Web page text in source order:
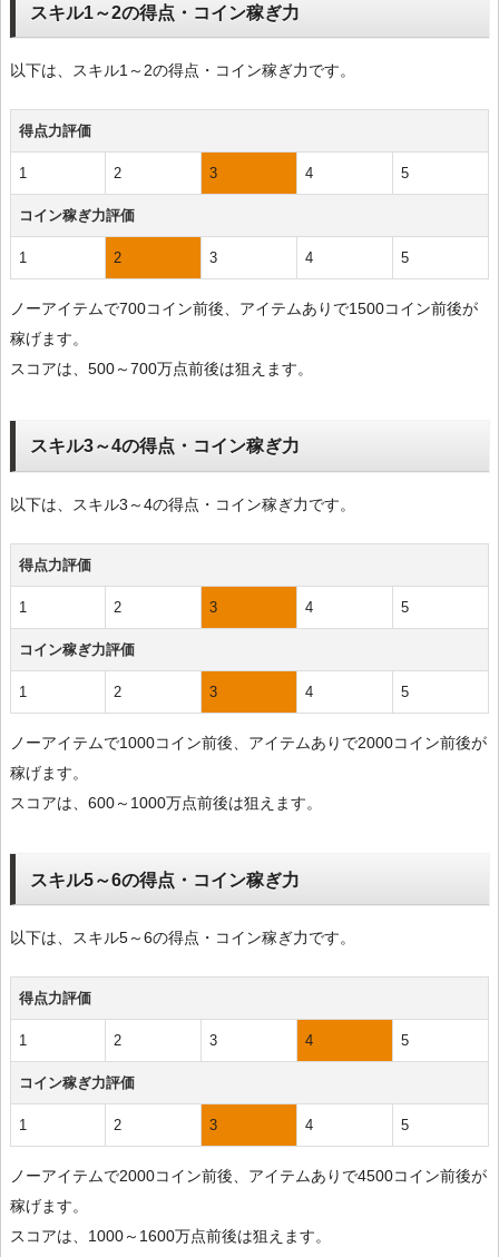
スキル1～2の得点・コイン稼ぎ力
以下は、スキル1～2の得点・コイン稼ぎ力です。
得点力評価
1 2 3 4 5
コイン稼ぎ力評価
1 2 3 4 5
ノーアイテムで700コイン前後、アイテムありで1500コイン前後が
稼げます。
スコアは、500～700万点前後は狙えます。
スキル3～4の得点・コイン稼ぎ力
以下は、スキル3～4の得点・コイン稼ぎ力です。
得点力評価
1 2 3 4 5
コイン稼ぎ力評価
1 2 3 4 5
ノーアイテムで1000コイン前後、アイテムありで2000コイン前後が
稼げます。
スコアは、600～1000万点前後は狙えます。
スキル5～6の得点・コイン稼ぎ力
以下は、スキル5～6の得点・コイン稼ぎ力です。
得点力評価
1 2 3 4 5
コイン稼ぎ力評価
1 2 3 4 5
ノーアイテムで2000コイン前後、アイテムありで4500コイン前後が
稼げます。
スコアは、1000～1600万点前後は狙えます。